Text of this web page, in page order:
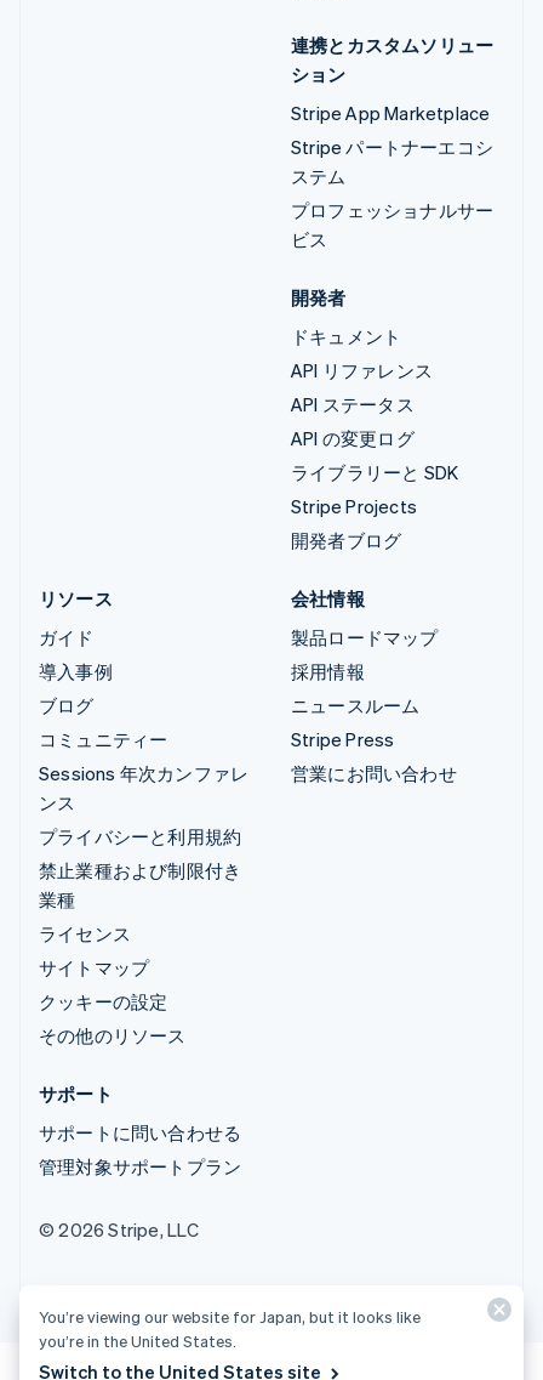
連携とカスタムソリュー
ション
Stripe App Marketplace
Stripe パートナーエコシ
ステム
プロフェッショナルサー
ビス
開発者
ドキュメント
API リファレンス
API ステータス
API の変更ログ
ライブラリーと SDK
Stripe Projects
開発者ブログ
リソース
ガイド
導入事例
ブログ
コミュニティー
Sessions 年次カンファレ
ンス
プライバシーと利用規約
禁止業種および制限付き
業種
ライセンス
サイトマップ
クッキーの設定
その他のリソース
会社情報
製品ロードマップ
採用情報
ニュースルーム
Stripe Press
営業にお問い合わせ
サポート
サポートに問い合わせる
管理対象サポートプラン
© 2026 Stripe, LLC
You’re viewing our website for Japan, but it looks like
you’re in the United States.
Switch to the United States site